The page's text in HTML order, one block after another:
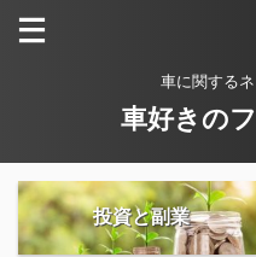
車に関する
車好きの
投資と副業